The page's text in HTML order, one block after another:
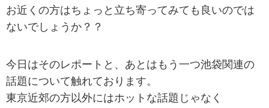
お近くの方はちょっと立ち寄ってみても良いのでは
ないでしょうか？？
今日はそのレポートと、あとはもう一つ池袋関連の
話題について触れております。
東京近郊の方以外にはホットな話題じゃなく